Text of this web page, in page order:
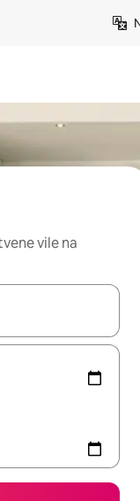
vile na
ćete ih pregledati